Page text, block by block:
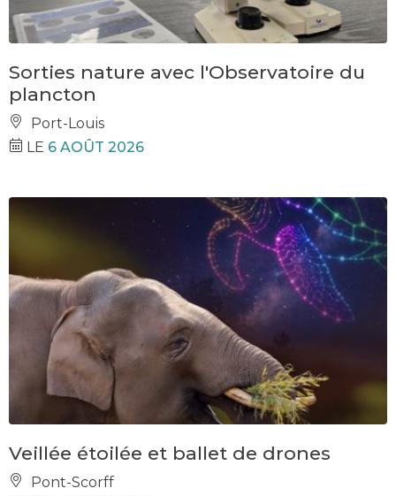
Sorties nature avec l'Observatoire du
plancton
Port-Louis
LE 6 AOÛT 2026
Veillée étoilée et ballet de drones
Pont-Scorff